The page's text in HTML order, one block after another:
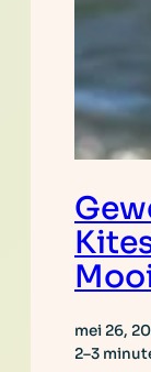
mei 26,
2–3